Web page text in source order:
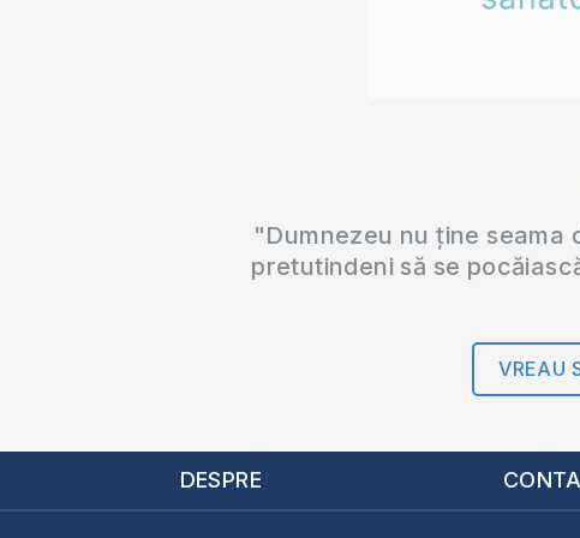
"Dumnezeu nu ține
pretutindeni să se
VREAU
DESPRE